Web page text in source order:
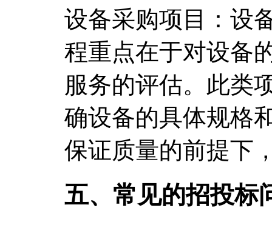
设备采购项目：设
程重点在于对设备
服务的评估。此类
确设备的具体规格
保证质量的前提下
五、常见的招投标